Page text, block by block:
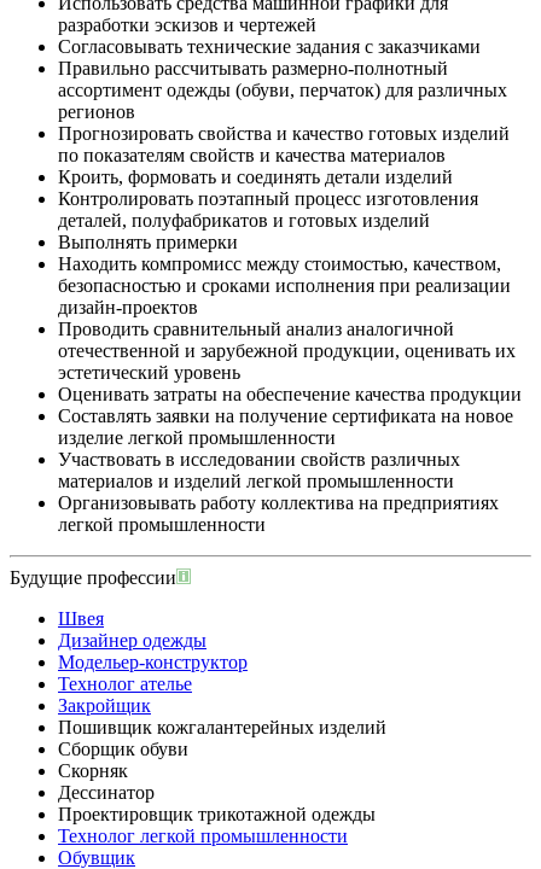
разработки эскизов и чертежей
Согласовывать технические задания с заказчиками
Правильно рассчитывать размерно-полнотный
ассортимент одежды (обуви, перчаток) для различных
регионов
Прогнозировать свойства и качество готовых изделий
по показателям свойств и качества материалов
Кроить, формовать и соединять детали изделий
Контролировать поэтапный процесс изготовления
деталей, полуфабрикатов и готовых изделий
Выполнять примерки
Находить компромисс между стоимостью, качеством,
безопасностью и сроками исполнения при реализации
дизайн-проектов
Проводить сравнительный анализ аналогичной
отечественной и зарубежной продукции, оценивать их
эстетический уровень
Оценивать затраты на обеспечение качества продукции
Составлять заявки на получение сертификата на новое
изделие легкой промышленности
Участвовать в исследовании свойств различных
материалов и изделий легкой промышленности
Организовывать работу коллектива на предприятиях
легкой промышленности
Будущие профессии
Швея
Дизайнер одежды
Модельер-конструктор
Технолог ателье
Закройщик
Пошивщик кожгалантерейных изделий
Сборщик обуви
Скорняк
Дессинатор
Проектировщик трикотажной одежды
Технолог легкой промышленности
Обувщик